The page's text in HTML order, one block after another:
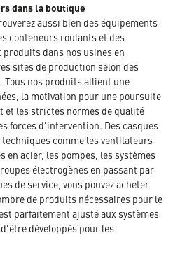
dans la boutique
aussi bien des équipements
conteneurs roulants et des
dans nos usines en
sites de production selon des
nos produits allient une
la motivation pour une poursuite
et les strictes normes de qualité
forces d'intervention. Des casques
comme les ventilateurs
en acier, les pompes, les systèmes
électrogènes en passant par
de service, vous pouvez acheter
de produits nécessaires pour le
parfaitement ajusté aux systèmes
développés pour les